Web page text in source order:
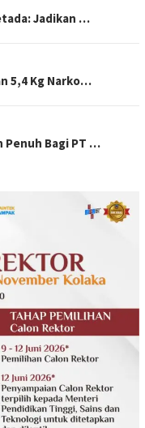
Jadikan …
5,4 Kg Narko…
Penuh Bagi PT …